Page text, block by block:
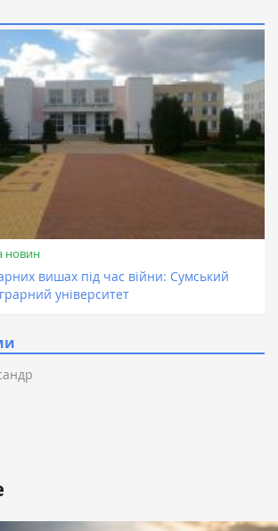
новин
вишах під час війни: Сумський
університет